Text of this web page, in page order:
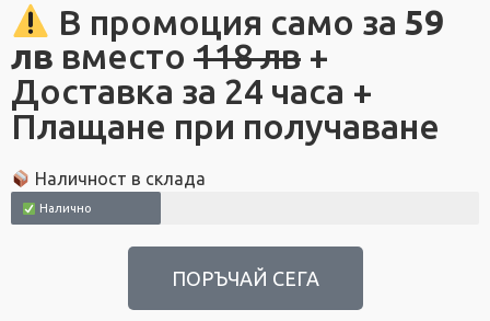
В промоция само за 59
лв вместо 118 лв +
Доставка за 24 часа +
Плащане при получаване
Наличност в склада
Налично
ПОРЪЧАЙ СЕГА